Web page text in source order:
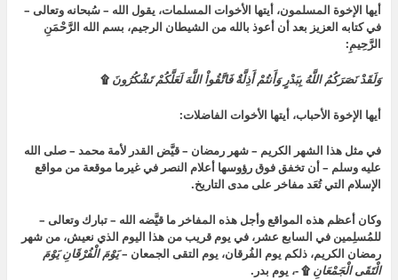
أيها الإخوة المسلمون، أيتها الأخوات المسلمات، يقول الله – سُبحانه وتعالى –
في كتابه العزيز بعد أن أعوذ بالله من الشيطان الرجيم، بسم الله الرَّحْمَنِ
الرَّحِيمِ:
وَلَقَدْ نَصَرَكُمُ اللَّهُ بِبَدْرٍ وَأَنتُمْ أَذِلَّةٌ فَاتَّقُواْ اللَّهَ لَعَلَّكُمْ تَشْكُرُونَ ۩
أيها الإخوة الأحباب، أيتها الأخوات الفاضلات:
في مثل هذا الشهر الكريم – شهر رمضان – قيَّض القدر لأمة محمد – صلى الله
عليه وسلم – أن تخفق فوق رؤوسها أعلام النصر في غيرما موقعة من مواقع
الإسلام التي تُعَد مفاخر على مدى التاريخ.
وكان أعظم هذه المواقع وأجل هذه المفاخر ما قيَّضه الله – تبارك وتعالى –
للمُسلِمين في السابع عشر، في يوم قريب من هذا اليوم الذي نعيش، من شهر
رمضان الكريم، ذلكم يوم الفُرقان، يوم التقى الجمعان –يَوْمَ الْفُرْقَانِ يَوْمَ
الْتَقَى الْجَمْعَانِ ۩-، يوم بدر.